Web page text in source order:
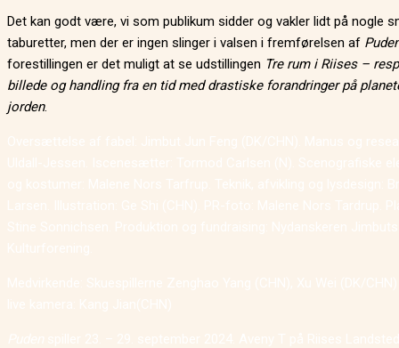
Det kan godt være, vi som publikum sidder og vakler lidt på nogle
taburetter, men der er ingen slinger i valsen i fremførelsen af
forestillingen er det muligt at se udstillingen Tre rum i Riises –
billede og handling fra en tid med drastiske forandringer på
jorden.